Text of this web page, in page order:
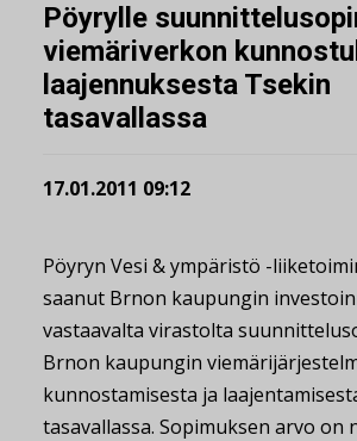
Pöyrylle
viemäriverkon
laajennuksesta Tsekin
tasavallassa
17.01.2011 09:12
Pöyryn Vesi & ympäristö -
saanut Brnon kaupungin
vastaavalta virastolta
Brnon kaupungin
kunnostamisesta ja
tasavallassa. Sopimuksen arvo on